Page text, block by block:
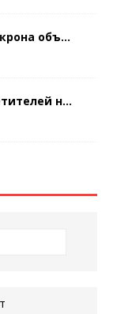
объ...
н...